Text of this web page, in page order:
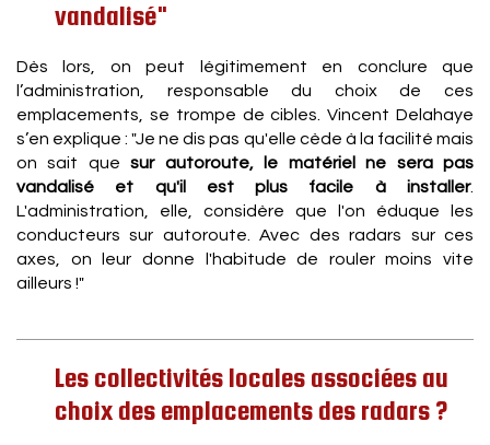
vandalisé"
Dès lors, on peut légitimement en conclure que
l’administration, responsable du choix de ces
emplacements, se trompe de cibles. Vincent Delahaye
s’en explique : "Je ne dis pas qu'elle cède à la facilité mais
on sait quesur autoroute, le matériel ne sera pas
vandalisé et qu'il est plus facile à installer.
L'administration, elle, considère que l'on éduque les
conducteurs sur autoroute. Avec des radars sur ces
axes, on leur donne l'habitude de rouler moins vite
ailleurs !"
Les collectivités locales associées au
choix des emplacements des radars ?